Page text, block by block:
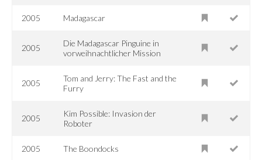
2005 Madagascar
2005
Die Madagascar Pinguine in
vorweihnachtlicher Mission
2005
Tom and Jerry: The Fast and the
Furry
2005
Kim Possible: Invasion der
Roboter
2005 The Boondocks